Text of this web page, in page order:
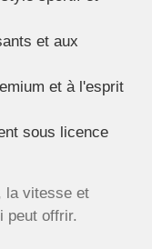
et aux
et à l'esprit
sous licence
la vitesse et
peut offrir.